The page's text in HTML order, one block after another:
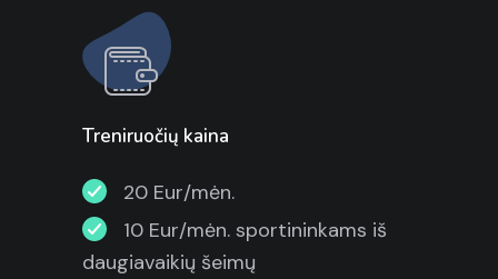
Treniruočių kaina
20 Eur/mėn.
10 Eur/mėn. sportininkams iš
daugiavaikių šeimų